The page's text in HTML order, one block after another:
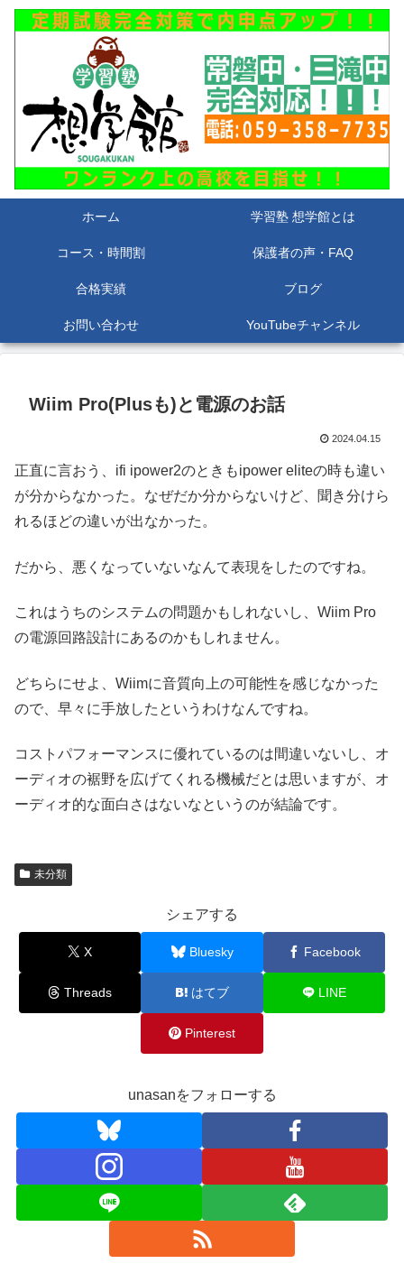
ホーム 学習塾 想学館とは
コース・時間割 保護者の声・FAQ
合格実績 ブログ
お問い合わせ YouTubeチャンネル
Wiim Pro(Plusも)と電源のお話
2024.04.15
正直に言おう、ifi ipower2のときもipower eliteの時も違い
が分からなかった。なぜだか分からないけど、聞き分けら
れるほどの違いが出なかった。
だから、悪くなっていないなんて表現をしたのですね。
これはうちのシステムの問題かもしれないし、Wiim Pro
の電源回路設計にあるのかもしれません。
どちらにせよ、Wiimに音質向上の可能性を感じなかった
ので、早々に手放したというわけなんですね。
コストパフォーマンスに優れているのは間違いないし、オ
ーディオの裾野を広げてくれる機械だとは思いますが、オ
ーディオ的な面白さはないなというのが結論です。
未分類
シェアする
X Bluesky Facebook
Threads はてブ LINE
Pinterest
unasanをフォローする